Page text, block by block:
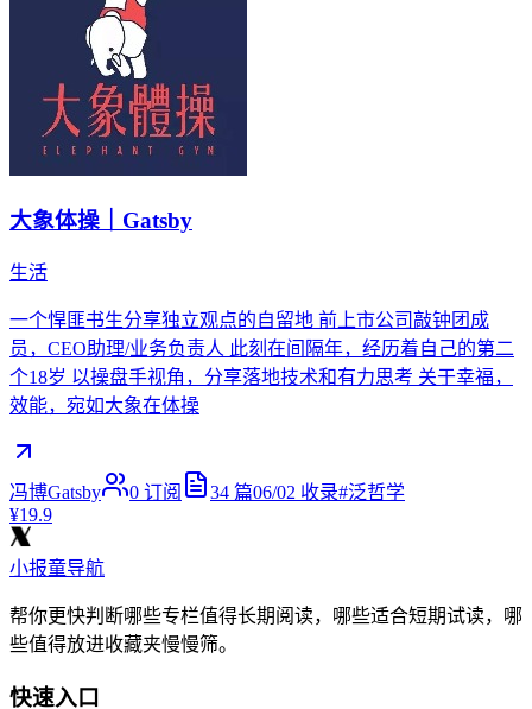
大象体操｜Gatsby
生活
一个悍匪书生分享独立观点的自留地 前上市公司敲钟团成
员，CEO助理/业务负责人 此刻在间隔年，经历着自己的第二
个18岁 以操盘手视角，分享落地技术和有力思考 关于幸福，
效能，宛如大象在体操
冯博Gatsby 0 订阅 34 篇06/02 收录#泛哲学
¥19.9
小报童导航
帮你更快判断哪些专栏值得长期阅读，哪些适合短期试读，哪
些值得放进收藏夹慢慢筛。
快速入口